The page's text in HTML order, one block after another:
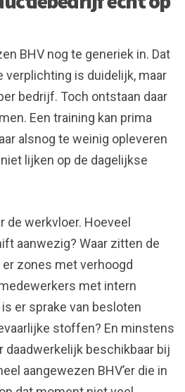
BHV nog te generiek in. Dat
verplichting is duidelijk, maar
bedrijf. Toch ontstaan daar
Een training kan prima
alsnog te weinig opleveren
lijken op de dagelijkse
de werkvloer. Hoeveel
aanwezig? Waar zitten de
zones met verhoogd
met intern
er sprake van besloten
stoffen? En minstens
daadwerkelijk beschikbaar bij
aangewezen BHV’er die in